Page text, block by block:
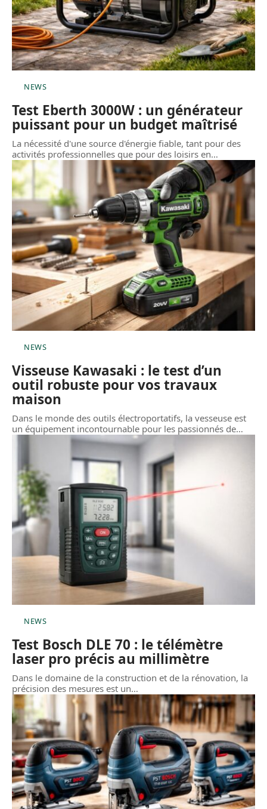
NEWS
Test Eberth 3000W : un générateur
puissant pour un budget maîtrisé
La nécessité d'une source d'énergie fiable, tant pour des
activités professionnelles que pour des loisirs en…
NEWS
Visseuse Kawasaki : le test d’un
outil robuste pour vos travaux
maison
Dans le monde des outils électroportatifs, la vesseuse est
un équipement incontournable pour les passionnés de…
NEWS
Test Bosch DLE 70 : le télémètre
laser pro précis au millimètre
Dans le domaine de la construction et de la rénovation, la
précision des mesures est un…